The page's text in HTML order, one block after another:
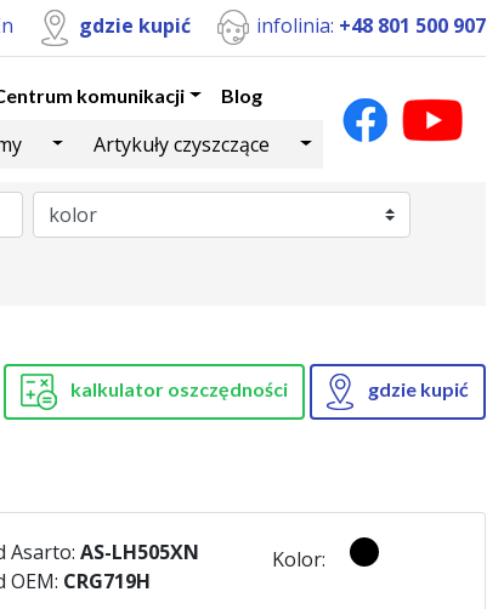
gdzie kupić infolinia: +48 801 500 907
komunikacji Blog
Toggle Dropdown
Artykuły czyszczące Toggle Dropdown
kalkulator oszczędności gdzie kupić
Asarto:AS-LH505XN
OEM: CRG719H
Kolor: